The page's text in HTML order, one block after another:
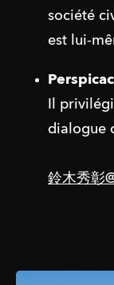
société
est lui-
Il
dialogue
鈴木秀彰